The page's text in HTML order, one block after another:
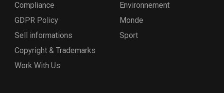
Compliance
GDPR Policy
Sell informations
Copyright & Trademarks
Work With Us
Environnement
Monde
Sport